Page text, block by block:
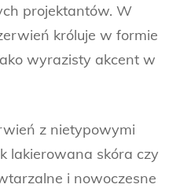
projektantów. W
króluje w formie
wyrazisty akcent w
z nietypowymi
lakierowana skóra czy
i nowoczesne